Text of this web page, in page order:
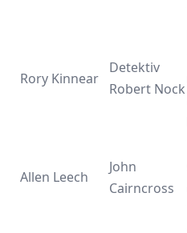
Rory Kinnear
Detektiv
Robert Nock
Allen Leech
John
Cairncross